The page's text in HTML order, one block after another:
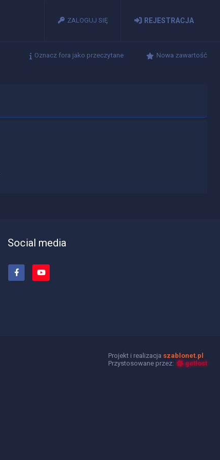
ZALOGUJ SIĘ REJESTRACJA
Oznacz fora jako przeczytane Nowa zawartość
Social media
Projekt i realizacja szablonet.pl
Przystosowane przez:
getlost